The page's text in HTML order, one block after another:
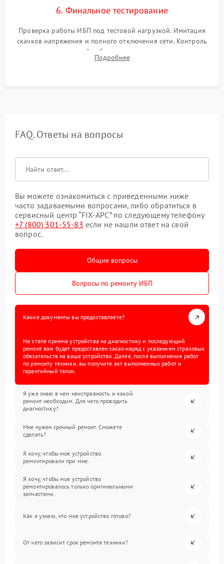
6. Финальное тестирование
Проверка работы ИБП под тестовой нагрузкой. Имитация
скачков напряжения и полного отключения сети. Контроль
времени автономной работы, температурного режима и
корректности формы выходного сигнала.
Подробнее
FAQ. Ответы на вопросы
Вы можете ознакомиться с приведенными ниже
часто задаваемыми вопросами, либо обратиться в
сервисный центр “FIX-APC” по следующему телефону
+7 (800) 301-55-83 если не нашли ответ на свой
вопрос.
Общие вопросы
Вопросы по ремонту ИБП
Какие документы вы предоставляете?
На этапе приема устройства на диагностику и последующий
ремонт вам будет предоставлен заказ-наряд с указанием страховых
обязательств на ваше устройство. Далее, после выполнения работ
по ремонту техники, вы получите акт выполненных работ и
гарантийный талон.
Я уже знаю в чем неисправность и какой
ремонт необходим. Для чего проводить
диагностику?
Мне нужен срочный ремонт. Сможете
сделать?
Я хочу, чтобы мое устройство
ремонтировали при мне.
Я хочу, чтобы мое устройство
ремонтировалось только оригинальными
запчастями.
Как я узнаю, что мое устройство готово?
От чего зависит срок ремонта техники?